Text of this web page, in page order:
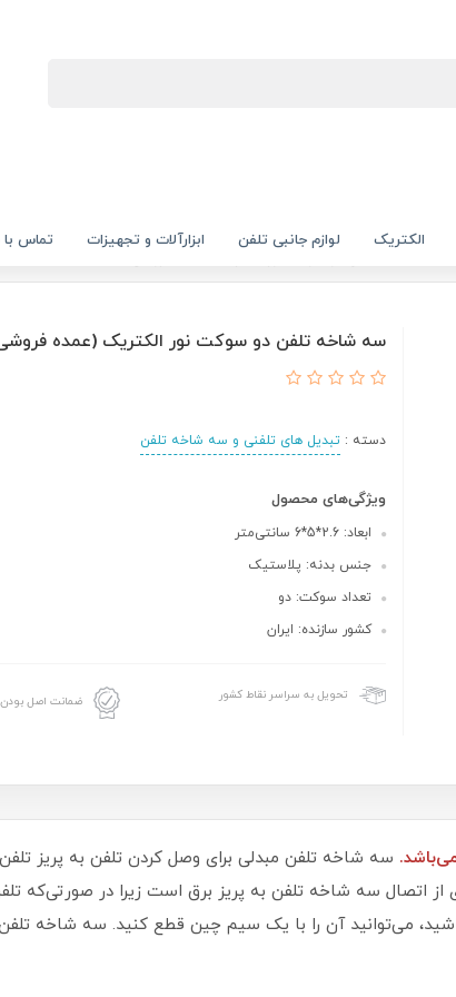
الکتریک لوازم جانبی تلفن ابزارآلات و تجهیزات تماس با
سه شاخه تلفن دو سوکت نور الکتریک (عمده
دسته :تبدیل های تلفنی و سه شاخه تلفن
ویژگی‌های محصول
ابعاد: 2.6*5*6 سانتی‌متر
جنس بدنه: پلاستیک
تعداد سوکت: دو
کشور سازنده: ایران
تحویل به سراسر نقاط کشور ضمانت اصل بودن
سه شاخه تلفن مبدلی برای وصل کردن تلفن به پریز
از اتصال سه شاخه تلفن به پریز برق است زیرا در صورتی‌که
می‌توانید آن را با یک سیم چین قطع کنید. سه شاخه